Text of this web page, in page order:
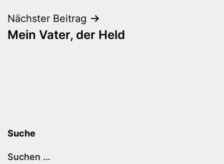
Nächster Beitrag
Mein Vater, der Held
Suche
Suchen …